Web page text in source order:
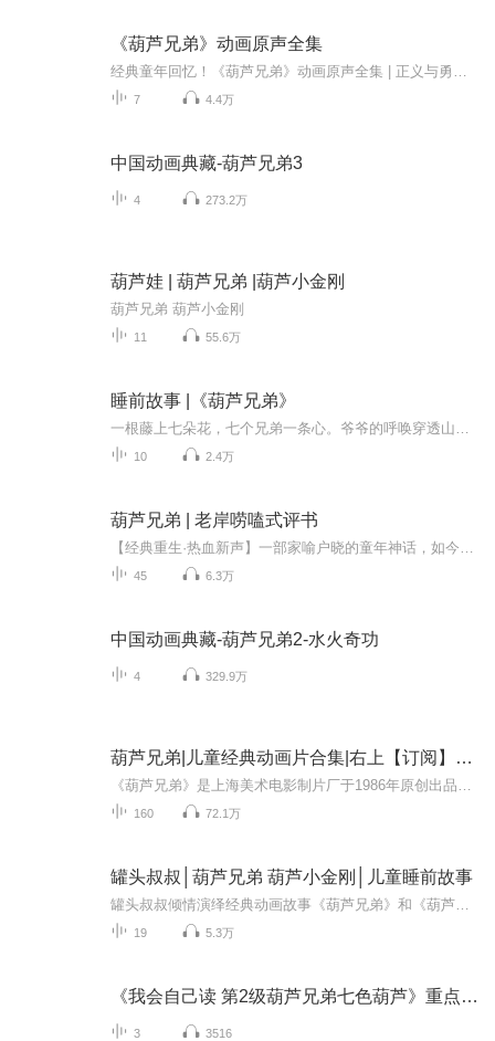
《葫芦兄弟》动画原声全集
7 4.4万
中国动画典藏-葫芦兄弟3
4 273.2万
葫芦娃 | 葫芦兄弟 |葫芦小金刚
葫芦兄弟 葫芦小金刚
11 55.6万
睡前故事 |《葫芦兄弟》
10 2.4万
葫芦兄弟 | 老岸唠嗑式评书
45 6.3万
中国动画典藏-葫芦兄弟2-水火奇功
4 329.9万
葫芦兄弟|儿童经典动画片合集|右上【订阅】不迷路
160 72.1万
罐头叔叔│葫芦兄弟 葫芦小金刚│儿童睡前故事
19 5.3万
《我会自己读 第2级葫芦兄弟七色葫芦》重点字听读练习
3 3516